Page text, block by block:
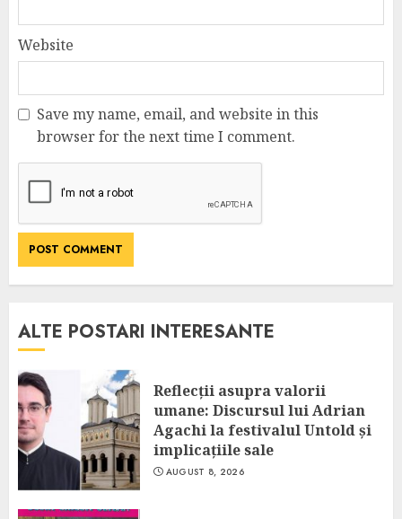
Website
Save my name, email, and website in this
browser for the next time I comment.
ALTE POSTARI INTERESANTE
Reflecții asupra valorii
umane: Discursul lui Adrian
Agachi la festivalul Untold și
implicațiile sale
AUGUST 8, 2026